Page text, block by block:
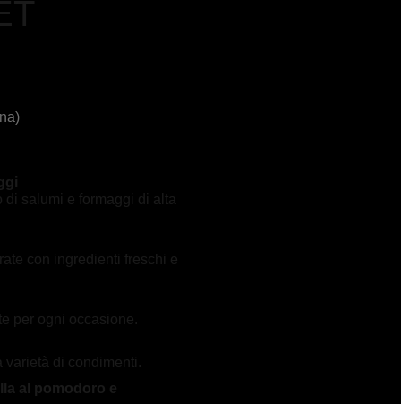
salumi e formaggi di alta
con ingredienti freschi e
per ogni occasione.
varietà di condimenti.
al pomodoro e